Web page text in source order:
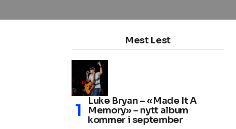
Mest Lest
Luke Bryan – «Made It A
Memory» – nytt album
kommer i september